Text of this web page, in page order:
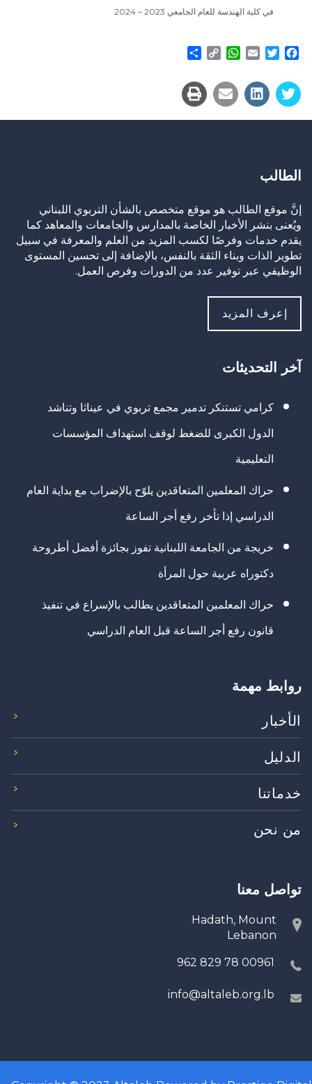
في كلية الهندسة للعام الجامعي 2023 – 2024
Facebook
Twitter
Email
WhatsApp
Copy
الطالب
إنَّ موقع الطالب هو موقع متخصص بالشأن التربوي اللبناني
ويُعنى بنشر الأخبار الخاصة بالمدارس والجامعات والمعاهد كما
يقدم خدمات وفرصًا لكسب المزيد من العلم والمعرفة في سبيل
تطوير الذات وبناء الثقة بالنفس، بالإضافة إلى تحسين المستوى
الوظيفي عبر توفير عدد من الدورات وفرص العمل.
إعرف المزيد
آخر التحديثات
كرامي تستنكر تدمير مجمع تربوي في عيناثا وتناشد
الدول الكبرى للضغط لوقف استهداف المؤسسات
التعليمية
حراك المعلمين المتعاقدين يلوّح بالإضراب مع بداية العام
الدراسي إذا تأخر رفع أجر الساعة
خريجة من الجامعة اللبنانية تفوز بجائزة أفضل أطروحة
دكتوراه عربية حول المرأة
حراك المعلمين المتعاقدين يطالب بالإسراع في تنفيذ
قانون رفع أجر الساعة قبل العام الدراسي
روابط مهمة
الأخبار
الدليل
خدماتنا
من نحن
تواصل معنا
Hadath, Mount
Lebanon
00961 78 829 962
info@altaleb.org.lb